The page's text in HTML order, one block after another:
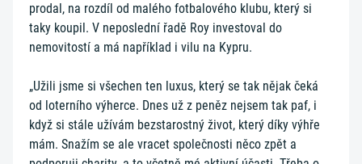
prodal, na rozdíl od malého fotbalového klubu, který si
taky koupil. V neposlední řadě Roy investoval do
nemovitostí a má například i vilu na Kypru.
„Užili jsme si všechen ten luxus, který se tak nějak čeká
od loterního výherce. Dnes už z peněz nejsem tak paf, i
když si stále užívám bezstarostný život, který díky výhře
mám. Snažím se ale vracet společnosti něco zpět a